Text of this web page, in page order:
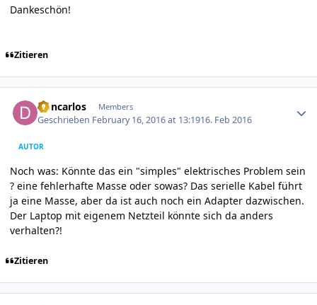
Dankeschön!
Zitieren
Doncarlos Members
Geschrieben February 16, 2016 at 13:1916. Feb 2016
AUTOR
Noch was: Könnte das ein "simples" elektrisches Problem sein
? eine fehlerhafte Masse oder sowas? Das serielle Kabel führt
ja eine Masse, aber da ist auch noch ein Adapter dazwischen.
Der Laptop mit eigenem Netzteil könnte sich da anders
verhalten?!
Zitieren